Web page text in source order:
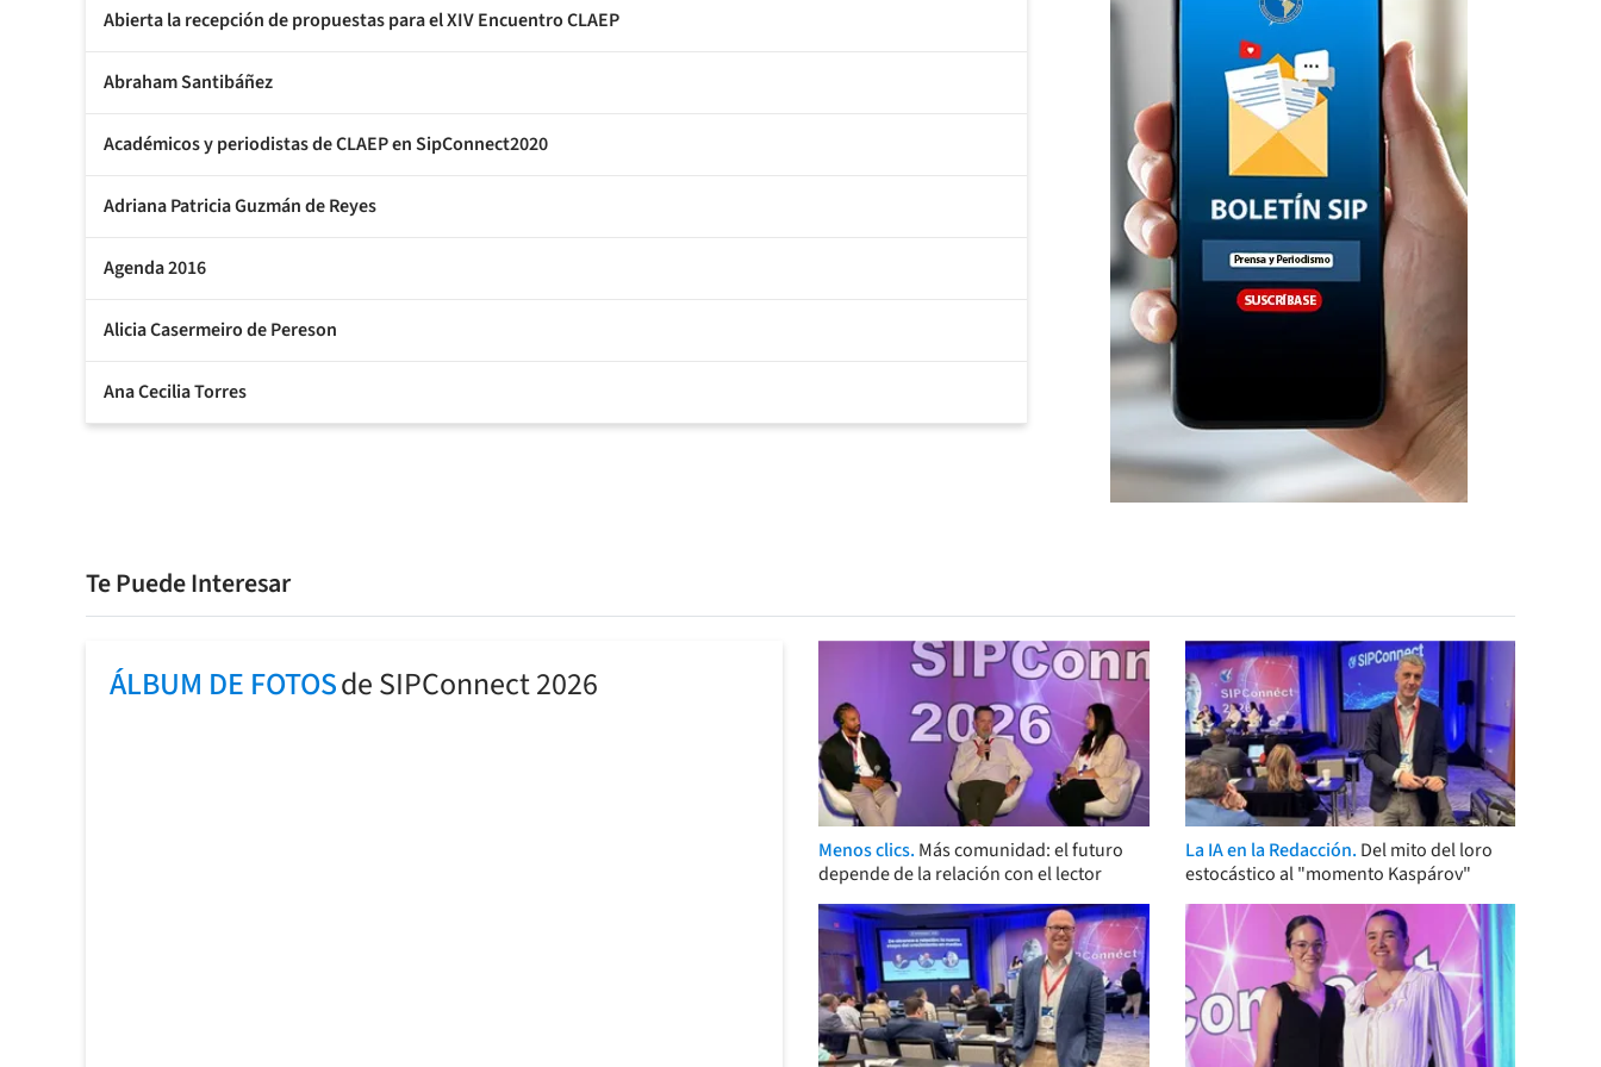
Abierta la recepción de propuestas para el XIV Encuentro CLAEP
Abraham Santibáñez
Académicos y periodistas de CLAEP en SipConnect2020
Adriana Patricia Guzmán de Reyes
Agenda 2016
Alicia Casermeiro de Pereson
Ana Cecilia Torres
Te Puede Interesar
ÁLBUM DE FOTOSde SIPConnect 2026
Menos clics. Más comunidad: el futuro
depende de la relación con el lector
La IA en la Redacción. Del mito del loro
estocástico al "momento Kaspárov"